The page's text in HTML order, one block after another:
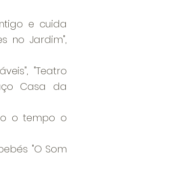
e cuida
no Jardim",
"Teatro
Casa da
o tempo o
"O Som